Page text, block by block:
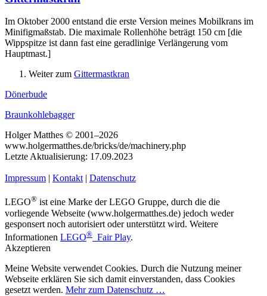
Im Oktober 2000 entstand die erste Version meines Mobilkrans im
Minifigmaßstab. Die maximale Rollenhöhe beträgt 150 cm [die
Wippspitze ist dann fast eine geradlinige Verlängerung vom
Hauptmast.]
Weiter zum Gittermastkran
Dönerbude
Braunkohlebagger
Holger Matthes © 2001–2026
www.holgermatthes.de/bricks/de/machinery.php
Letzte Aktualisierung: 17.09.2023
Impressum | Kontakt| Datenschutz
LEGO® ist eine Marke der LEGO Gruppe, durch die die
vorliegende Webseite (www.holgermatthes.de) jedoch weder
gesponsert noch autorisiert oder unterstützt wird. Weitere
Informationen LEGO® Fair Play.
Akzeptieren
Meine Website verwendet Cookies. Durch die Nutzung meiner
Webseite erklären Sie sich damit einverstanden, dass Cookies
gesetzt werden. Mehr zum Datenschutz …